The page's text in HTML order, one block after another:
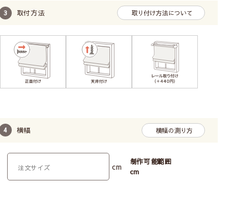
子どもの体重がかかるとコードのジョイント部分が外
れます。外れても元に戻せます。
お子様の手に届かないように、チェーンをくるくると
巻いて付属のクリップで留めておくことができます。
取付方法 取り付け方法について
横幅 横幅の測り方
cm
制作可能範囲
cm